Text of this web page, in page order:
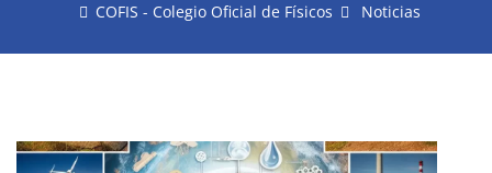
COFIS - Colegio Oficial de Físicos Noticias